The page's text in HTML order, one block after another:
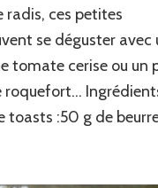
radis, ces petites
se déguster avec
tomate cerise ou un
roquefort…
toasts :50 g de